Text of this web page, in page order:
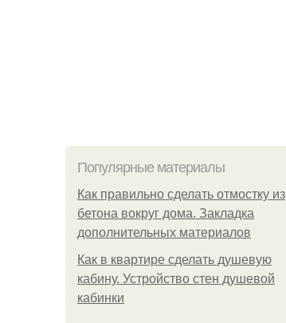
Популярные материалы
Как правильно сделать отмостку из
бетона вокруг дома. Закладка
дополнительных материалов
Как в квартире сделать душевую
кабину. Устройство стен душевой
кабинки